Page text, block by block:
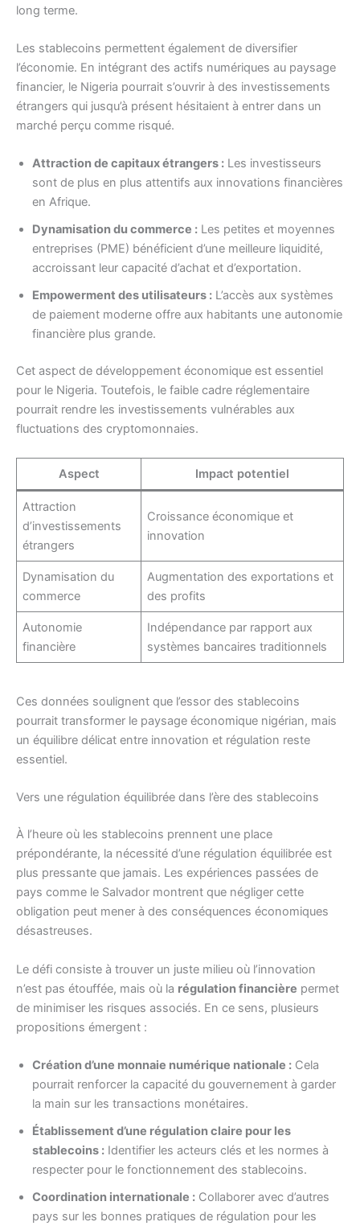
long terme.
Les stablecoins permettent également de diversifier
l’économie. En intégrant des actifs numériques au paysage
financier, le Nigeria pourrait s’ouvrir à des investissements
étrangers qui jusqu’à présent hésitaient à entrer dans un
marché perçu comme risqué.
Attraction de capitaux étrangers : Les investisseurs
sont de plus en plus attentifs aux innovations financières
en Afrique.
Dynamisation du commerce : Les petites et moyennes
entreprises (PME) bénéficient d’une meilleure liquidité,
accroissant leur capacité d’achat et d’exportation.
Empowerment des utilisateurs : L’accès aux systèmes
de paiement moderne offre aux habitants une autonomie
financière plus grande.
Cet aspect de développement économique est essentiel
pour le Nigeria. Toutefois, le faible cadre réglementaire
pourrait rendre les investissements vulnérables aux
fluctuations des cryptomonnaies.
Aspect Impact potentiel
Attraction
d’investissements
étrangers
Croissance économique et
innovation
Dynamisation du
commerce
Augmentation des exportations et
des profits
Autonomie
financière
Indépendance par rapport aux
systèmes bancaires traditionnels
Ces données soulignent que l’essor des stablecoins
pourrait transformer le paysage économique nigérian, mais
un équilibre délicat entre innovation et régulation reste
essentiel.
Vers une régulation équilibrée dans l’ère des stablecoins
À l’heure où les stablecoins prennent une place
prépondérante, la nécessité d’une régulation équilibrée est
plus pressante que jamais. Les expériences passées de
pays comme le Salvador montrent que négliger cette
obligation peut mener à des conséquences économiques
désastreuses.
Le défi consiste à trouver un juste milieu où l’innovation
n’est pas étouffée, mais où la régulation financière permet
de minimiser les risques associés. En ce sens, plusieurs
propositions émergent :
Création d’une monnaie numérique nationale : Cela
pourrait renforcer la capacité du gouvernement à garder
la main sur les transactions monétaires.
Établissement d’une régulation claire pour les
stablecoins : Identifier les acteurs clés et les normes à
respecter pour le fonctionnement des stablecoins.
Coordination internationale : Collaborer avec d’autres
pays sur les bonnes pratiques de régulation pour les